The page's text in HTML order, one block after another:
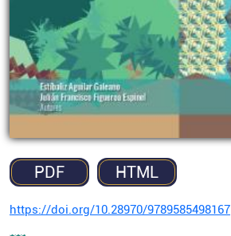
PDF HTML
https://doi.org/10.28970/9789585498167